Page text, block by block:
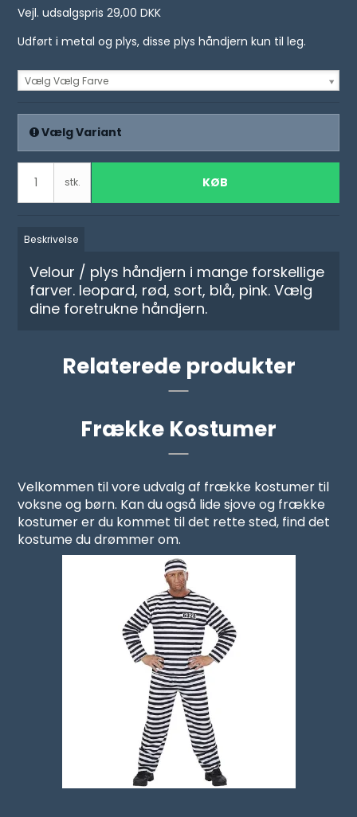
Vejl. udsalgspris 29,00 DKK
Udført i metal og plys, disse plys håndjern kun til leg.
Vælg Vælg Farve
Vælg Variant
stk. KØB
Beskrivelse
Velour / plys håndjern i mange forskellige
farver. leopard, rød, sort, blå, pink. Vælg
dine foretrukne håndjern.
Relaterede produkter
Frække Kostumer
Velkommen til vore udvalg af frække kostumer til
voksne og børn. Kan du også lide sjove og frække
kostumer er du kommet til det rette sted, find det
kostume du drømmer om.